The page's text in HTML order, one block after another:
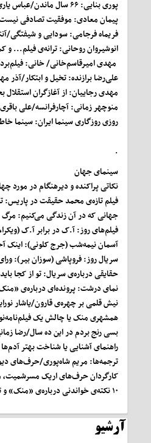
پوری بنایی: ۶۶ سال ماندن/
عباس
پیمان معادی: موفقیت تصادفی
فریماه فرجامی: سودایی و شیفتگی/
انوشیروان روحانی: ترانه‌ی فیلم...
مهدی امیرقاسم‌خانی/ خانی:
علی‌رضا برازنده: تخیل و ابتکار/آذر
مهدی رجاییان: از آغازگران
منوچهر زمانی: آچارفرانسه/علی باقری
روزی روزگاری سینما ایران: سینما
.
سینمای جهان
نکاتی پراکنده و دیرهنگام در مورد
فیلم تازه‌ی محمد حقیقت در پاریس:
جهانی که در آن زندگی می‌کنیم: مرگ بر ۲۰۲۰‌، زنده‌باد
فیلم‌های روز: آ.ک در برابر آ.ک
آسمان نیمه‌شب (جرج کلونی): اینک
سریال روز: فروپاشی (سوزان بیر):
حقایقی درباره‌ی سریال: تو از کجا
نمای درشت: پرونده‌ای درباره‌ی
نیش قلمی بر چهره‌ی قارون/یاشار
همشهری منک یا چالش یک
بسی رنج بردم در این ده سال/رضا
راهنمای آشنایی یا شناخت بهتر
ترجمه‌ها: مریم شاه‌پوری/حرف‌های
کارگردان حرف‌های اریک مسرشمیت،
۱۰ نکته‌ی خواندنی درباره‌ی «منک» و تولیدش
آرشیو